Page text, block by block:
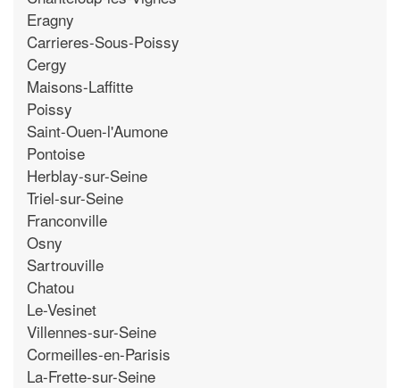
Eragny
Carrieres-Sous-Poissy
Cergy
Maisons-Laffitte
Poissy
Saint-Ouen-l'Aumone
Pontoise
Herblay-sur-Seine
Triel-sur-Seine
Franconville
Osny
Sartrouville
Chatou
Le-Vesinet
Villennes-sur-Seine
Cormeilles-en-Parisis
La-Frette-sur-Seine